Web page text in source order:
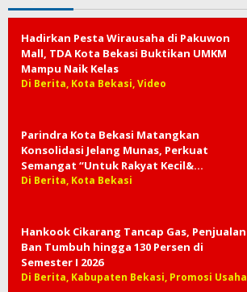
Hadirkan Pesta Wirausaha di Pakuwon
Mall, TDA Kota Bekasi Buktikan UMKM
Mampu Naik Kelas
Di Berita, Kota Bekasi, Video
Parindra Kota Bekasi Matangkan
Konsolidasi Jelang Munas, Perkuat
Semangat “Untuk Rakyat Kecil&…
Di Berita, Kota Bekasi
Hankook Cikarang Tancap Gas, Penjualan
Ban Tumbuh hingga 130 Persen di
Semester I 2026
Di Berita, Kabupaten Bekasi, Promosi Usaha